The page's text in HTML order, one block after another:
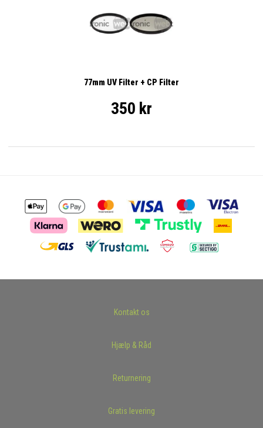
77mm UV Filter + CP Filter
350 kr
Kontakt os
Hjælp & Råd
Returnering
Gratis levering